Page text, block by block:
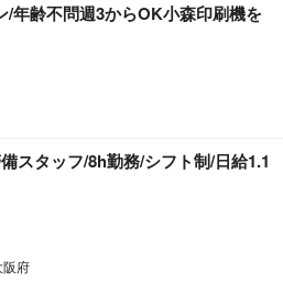
/年齢不問週3からOK小森印刷機を
スタッフ/8h勤務/シフト制/日給1.1
阪府